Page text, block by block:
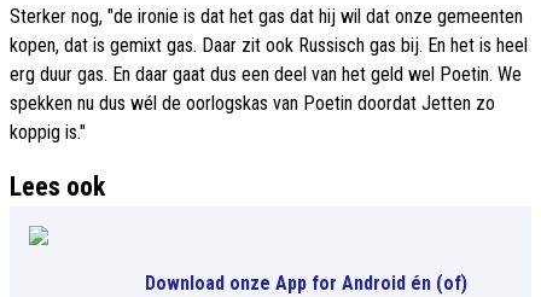
Sterker nog, "de ironie is dat het gas dat hij wil dat onze gemeenten
kopen, dat is gemixt gas. Daar zit ook Russisch gas bij. En het is heel
erg duur gas. En daar gaat dus een deel van het geld wel Poetin. We
spekken nu dus wél de oorlogskas van Poetin doordat Jetten zo
koppig is."
Lees ook
Download onze App for Android én (of)